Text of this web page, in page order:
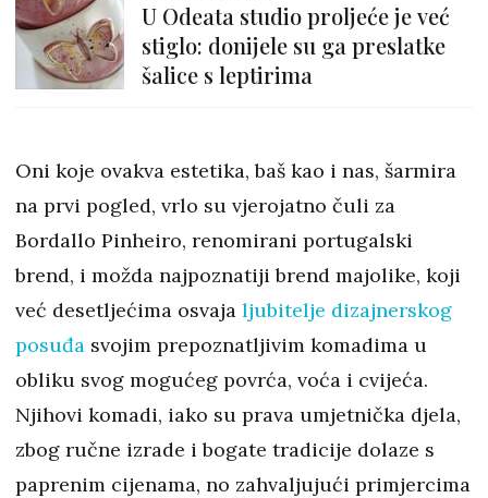
U Odeata studio proljeće je već
stiglo: donijele su ga preslatke
šalice s leptirima
Oni koje ovakva estetika, baš kao i nas, šarmira
na prvi pogled, vrlo su vjerojatno čuli za
Bordallo Pinheiro, renomirani portugalski
brend, i možda najpoznatiji brend majolike, koji
već desetljećima osvaja ljubitelje dizajnerskog
posuđa svojim prepoznatljivim komadima u
obliku svog mogućeg povrća, voća i cvijeća.
Njihovi komadi, iako su prava umjetnička djela,
zbog ručne izrade i bogate tradicije dolaze s
paprenim cijenama, no zahvaljujući primjercima